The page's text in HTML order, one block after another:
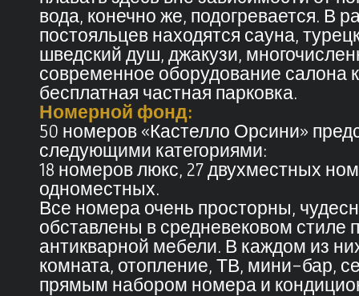
вода, конечно же, подогревается. В
постояльцев находятся сауна,
шведский душ, джакузи,
современное оборудование салона
бесплатная частная парковка.
Номерной фонд:
50 номеров «Кастелло Орсини»
следующими категориями:
18 номеров люкс, 27 двухместных
одноместных.
Все номера очень просторны,
обставлены в средневековом стиле
антикварной мебели. В каждом из
комната, отопление, ТВ, мини-бар,
прямым набором номера и